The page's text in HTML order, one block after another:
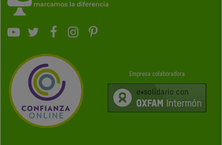
Empresa colaboradora